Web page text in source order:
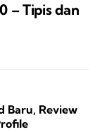
– Tipis dan
Baru, Review